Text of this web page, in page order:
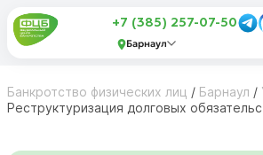
+7 (385) 257-07-50
Барнаул
Банкротство физических лиц / Барнаул /
Реструктуризация долговых